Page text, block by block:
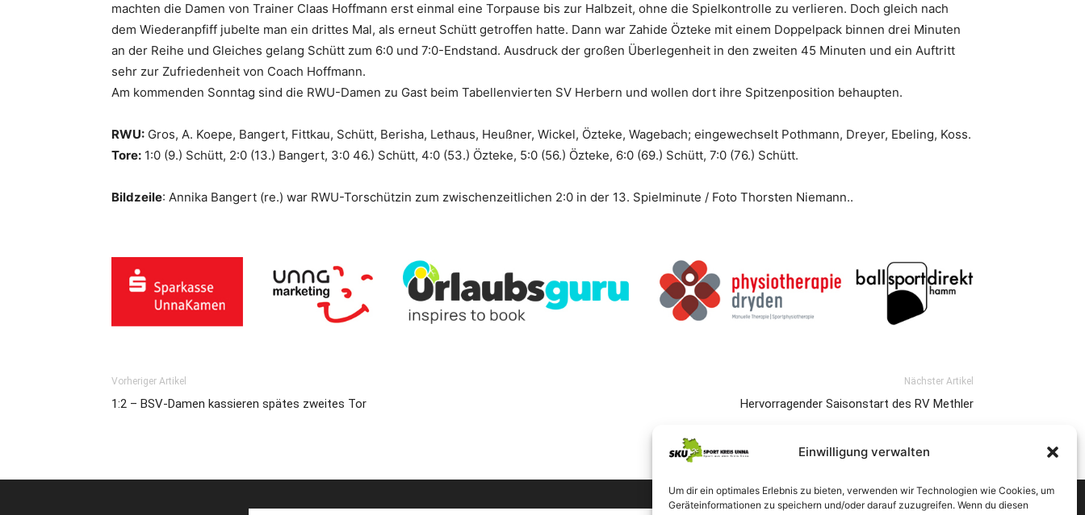
Einwilligung verwalten
Um dir ein optimales Erlebnis zu bieten, verwenden wir Technologien wie Cookies, um
Geräteinformationen zu speichern und/oder darauf zuzugreifen. Wenn du diesen
machten die Damen von Trainer Claas Hoffmann erst einmal eine Torpause bis zur Halbzeit, ohne die Spielkontrolle zu verlieren. Doch gleich nach
dem Wiederanpfiff jubelte man ein drittes Mal, als erneut Schütt getroffen hatte. Dann war Zahide Özteke mit einem Doppelpack binnen drei Minuten
an der Reihe und Gleiches gelang Schütt zum 6:0 und 7:0-Endstand. Ausdruck der großen Überlegenheit in den zweiten 45 Minuten und ein Auftritt
sehr zur Zufriedenheit von Coach Hoffmann.
Am kommenden Sonntag sind die RWU-Damen zu Gast beim Tabellenvierten SV Herbern und wollen dort ihre Spitzenposition behaupten.
RWU: Gros, A. Koepe, Bangert, Fittkau, Schütt, Berisha, Lethaus, Heußner, Wickel, Özteke, Wagebach; eingewechselt Pothmann, Dreyer, Ebeling, Koss.
Tore: 1:0 (9.) Schütt, 2:0 (13.) Bangert, 3:0 46.) Schütt, 4:0 (53.) Özteke, 5:0 (56.) Özteke, 6:0 (69.) Schütt, 7:0 (76.) Schütt.
Bildzeile: Annika Bangert (re.) war RWU-Torschützin zum zwischenzeitlichen 2:0 in der 13. Spielminute / Foto Thorsten Niemann..
Vorheriger Artikel
1:2 – BSV-Damen kassieren spätes zweites Tor
Nächster Artikel
Hervorragender Saisonstart des RV Methler